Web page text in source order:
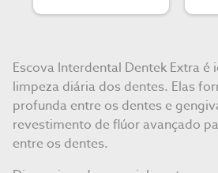
Escova Interdental Dentek Extra é
limpeza diária dos dentes. Elas
profunda entre os dentes e
revestimento de flúor avançado
entre os dentes.